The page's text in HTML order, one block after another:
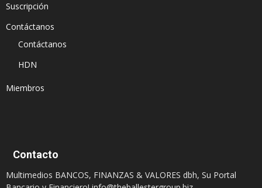
Suscripción
Contáctanos
Contáctanos
HDN
Miembros
Contacto
Multimedios BANCOS, FINANZAS & VALORES dbh, Su Portal